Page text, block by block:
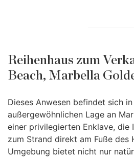
Reihenhaus zum
Beach, Marbella
Dieses Anwesen befindet sich
außergewöhnlichen Lage an
einer privilegierten Enklave, die
zum Strand direkt am Fuße des
Umgebung bietet nicht nur